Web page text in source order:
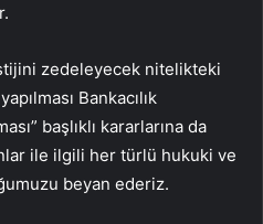
zedeleyecek nitelikteki
Bankacılık
başlıklı kararlarına da
ile ilgili her türlü hukuki ve
beyan ederiz.